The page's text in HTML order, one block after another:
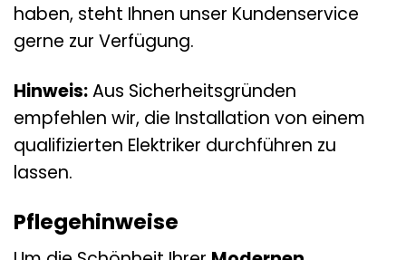
haben, steht Ihnen unser Kundenservice
gerne zur Verfügung.
Hinweis:Aus Sicherheitsgründen
empfehlen wir, die Installation von einem
qualifizierten Elektriker durchführen zu
lassen.
Pflegehinweise